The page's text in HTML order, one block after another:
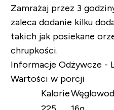
Zamrażaj przez 3
zaleca dodanie kilku
takich jak posiekane
chrupkości.
Informacje Odżywcze -
Wartości w porcji
Kalorie